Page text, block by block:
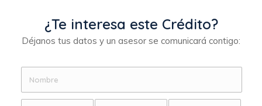
¿Te interesa este Crédito?
Déjanos tus datos y un asesor se comunicará contigo: